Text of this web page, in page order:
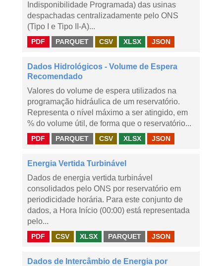
Indisponibilidade Programada) das usinas
despachadas centralizadamente pelo ONS
(Tipo I e Tipo II-A)...
PDF PARQUET CSV XLSX JSON
Dados Hidrológicos - Volume de Espera
Recomendado
Valores do volume de espera utilizados na
programação hidráulica de um reservatório.
Representa o nível máximo a ser atingido, em
% do volume útil, de forma que o reservatório...
PDF PARQUET CSV XLSX JSON
Energia Vertida Turbinável
Dados de energia vertida turbinável
consolidados pelo ONS por reservatório em
periodicidade horária. Para este conjunto de
dados, a Hora Início (00:00) está representada
pelo...
PDF CSV XLSX PARQUET JSON
Dados de Intercâmbio de Energia por